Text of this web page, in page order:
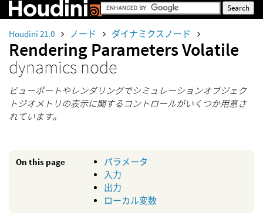
Houdini 21.0 ノード ダイナミクスノード
Rendering Parameters Volatile
dynamics node
ビューポートやレンダリングでシミュレーションオブジェク
トジオメトリの表示に関するコントロールがいくつか用意さ
れています。
On this page
パラメータ
入力
出力
ローカル変数